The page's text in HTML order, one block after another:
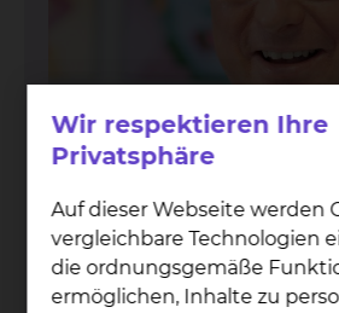
Prof. Dr. med. Jan
Wir respektieren Ihre
Privatsphäre
Auf dieser Webseite werden
vergleichbare Technologien
die ordnungsgemäße
ermöglichen, Inhalte zu